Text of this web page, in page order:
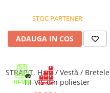
Bocanci de lucru O1
Bocanci de lucru O2
Bocanci de protecție S1
STOC PARTENER
ADAUGA IN COS
STRAPIT, Ham / Vestă / Bretele
HI-VIS din poliester